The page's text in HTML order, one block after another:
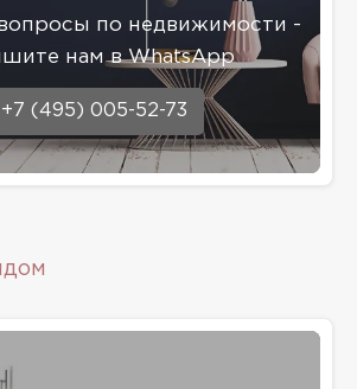
вопросы по недвижимости -
нам в WhatsApp
+7 (495) 005-52-73